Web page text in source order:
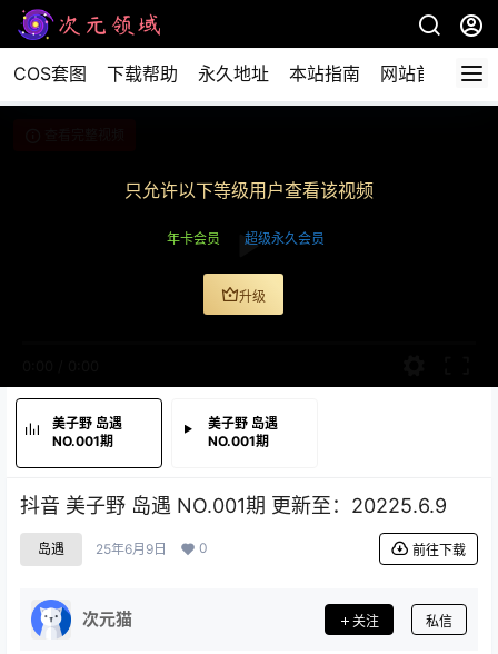
COS套图 下载帮助 永久地址 本站指南 网站首页
只允许以下等级用户查看该视频
年卡会员 超级永久会员
升级
美子野 岛遇
NO.001期
美子野 岛遇
NO.001期
抖音 美子野 岛遇 NO.001期 更新至：20225.6.9
岛遇 25年6月9日 0 前往下载
次元猫 关注 私信